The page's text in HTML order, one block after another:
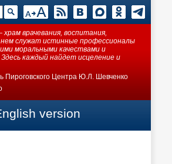
врачевания, воспитания,
нем служат истинные профессионалы
моральными качествами и
каждый найдет исцеление и
Пироговского Центра Ю.Л. Шевченко
version